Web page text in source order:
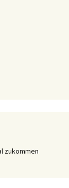
zukommen